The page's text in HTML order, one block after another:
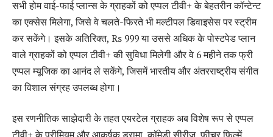
सभी होम वाई-फाई प्लान्स के ग्राहकों को एप्पल टीवी+ के बेहतरीन कॉन्टेन्ट
का एक्सेस मिलेगा, जिसे वे चलते-फिरते भी मल्टीपल डिवाइसेस पर स्ट्रीम
कर सकेंगे। इसके अतिरिक्त, Rs 999 या उससे अधिक के पोस्टपेड प्लान
वाले ग्राहकों को एप्पल टीवी+ की सुविधा मिलेगी और वे 6 महीने तक फ्री
एप्पल म्यूजिक का आनंद ले सकेंगे, जिसमें भारतीय और अंतरराष्ट्रीय संगीत
का विशाल संग्रह उपलब्ध होगा।
इस रणनीतिक साझेदारी के तहत एयरटेल ग्राहक अब विशेष रूप से एप्पल